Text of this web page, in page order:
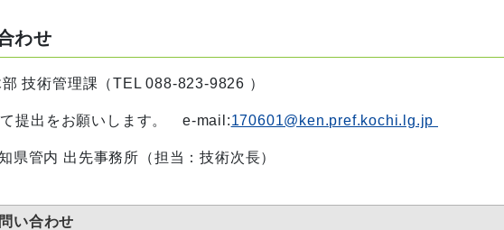
わせ
技術管理課（TEL 088-823-9826 ）
をお願いします。 e-mail:170601@ken.pref.kochi.lg.jp
管内 出先事務所（担当：技術次長）
い合わせ